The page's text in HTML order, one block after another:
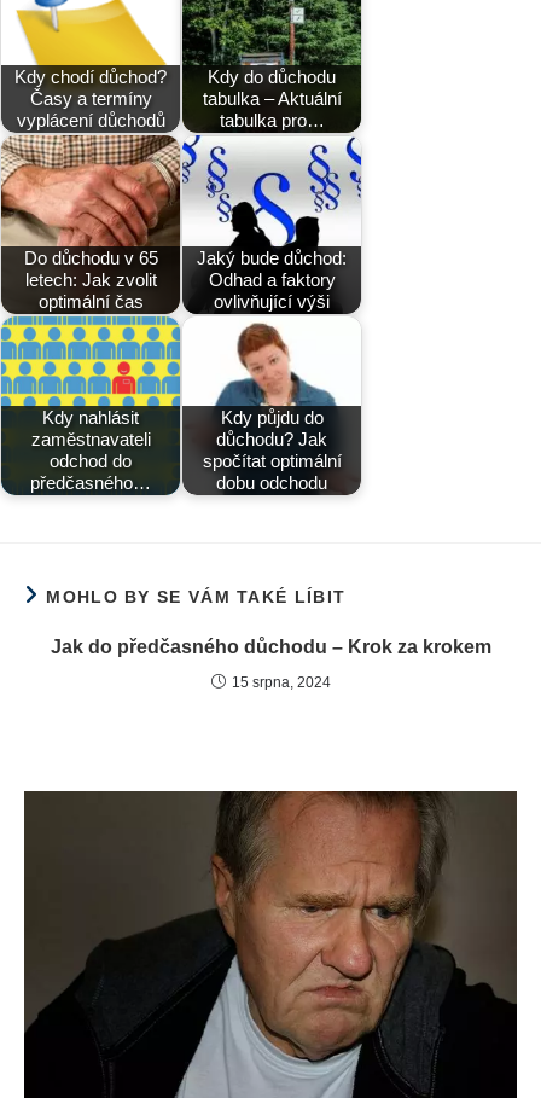
Kdy chodí důchod?
Časy a termíny
vyplácení důchodů
Kdy do důchodu
tabulka – Aktuální
tabulka pro…
Do důchodu v 65
letech: Jak zvolit
optimální čas
Jaký bude důchod:
Odhad a faktory
ovlivňující výši
Kdy nahlásit
zaměstnavateli
odchod do
předčasného…
Kdy půjdu do
důchodu? Jak
spočítat optimální
dobu odchodu
MOHLO BY SE VÁM TAKÉ LÍBIT
Jak do předčasného důchodu – Krok za krokem
15 srpna, 2024